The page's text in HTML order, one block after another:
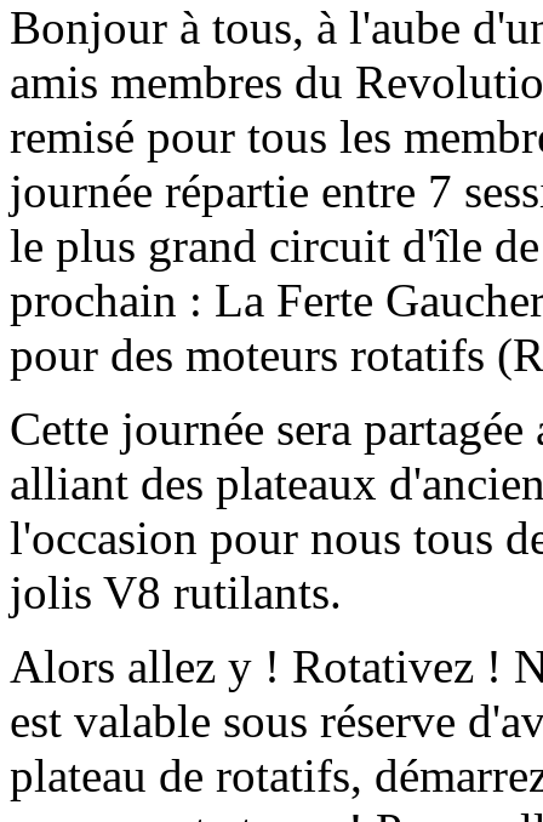
Bonjour à tous, à l'aube
amis membres du
remisé pour tous les
journée répartie entre 7
le plus grand circuit d'île
prochain : La Ferte
pour des moteurs rotatifs
Cette journée sera
alliant des plateaux
l'occasion pour nous tous
jolis V8 rutilants.
Alors allez y ! Rotativez !
est valable sous réserve
plateau de rotatifs,